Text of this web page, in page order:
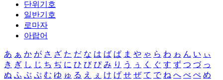
단위기호
일반기호
로마자
아랍어
あ ぁ か が さ ざ た だ な は ば ぱ ま や ゃ ら わ ゎ ん い ぃ
き ぎ し じ ち ぢ に ひ び ぴ み り う ぅ く ぐ す ず つ づ っ
ぬ ふ ぶ ぷ む ゆ ゅ る え ぇ け げ せ ぜ て で ね へ べ ぺ め